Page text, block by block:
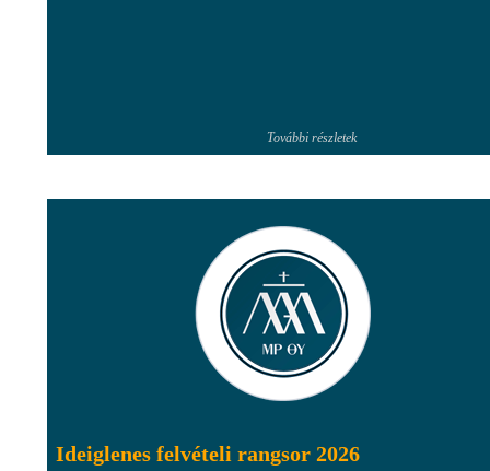
További részletek
Ideiglenes felvételi rangsor 2026